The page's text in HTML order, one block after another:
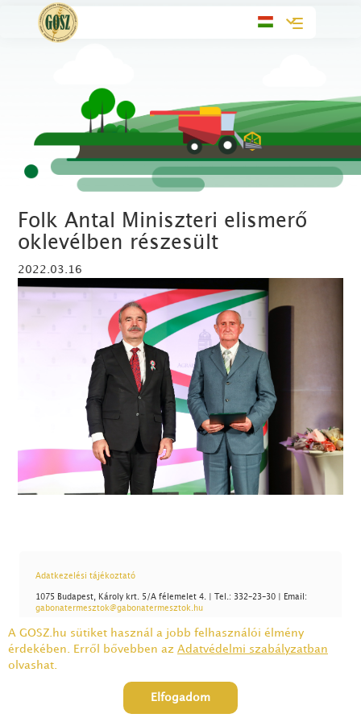
Toggle
Folk Antal Miniszteri elismerő
oklevélben részesült
2022.03.16
Adatkezelési tájékoztató
1075 Budapest, Károly krt. 5/A félemelet 4. | Tel.: 332-23-30 | Email:
gabonatermesztok@gabonatermesztok.hu
A GOSZ.hu sütiket használ a jobb felhasználói élmény
érdekében. Erről bővebben az Adatvédelmi szabályzatban
olvashat.
Elfogadom